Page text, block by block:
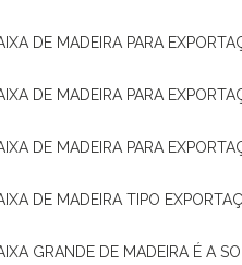
DE MADEIRA PARA
DE MADEIRA PARA
DE MADEIRA PARA
DE MADEIRA TIPO
GRANDE DE MADEIRA É A